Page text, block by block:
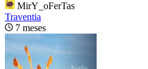
MirY_oFerTas
Traventia
7 meses